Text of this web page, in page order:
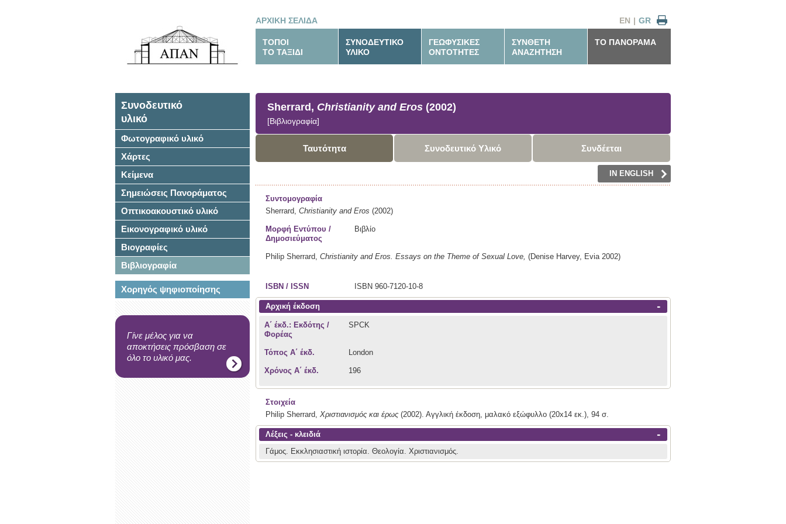
ΑΡΧΙΚΗ ΣΕΛΙΔΑ GR
|
EN
ΤΟΠΟΙ
ΤΟ ΤΑΞΙΔΙ
ΣΥΝΟΔΕΥΤΙΚΟ
ΥΛΙΚΟ
ΓΕΩΦΥΣΙΚΕΣ
ΟΝΤΟΤΗΤΕΣ
ΣΥΝΘΕΤΗ
ΑΝΑΖΗΤΗΣΗ
ΤΟ ΠΑΝΟΡΑΜΑ
Συνοδευτικό
υλικό
Φωτογραφικό υλικό
Χάρτες
Κείμενα
Σημειώσεις Πανοράματος
Οπτικοακουστικό υλικό
Εικονογραφικό υλικό
Βιογραφίες
Βιβλιογραφία
Χορηγός ψηφιοποίησης
Γίνε μέλος για να
αποκτήσεις πρόσβαση σε
όλο το υλικό μας.
Sherrard, Christianity and Eros (2002)
[Βιβλιογραφία]
Ταυτότητα Συνοδευτικό Υλικό Συνδέεται
IN ENGLISH
Συντομογραφία
Sherrard, Christianity and Eros (2002)
Μορφή Εντύπου /
Δημοσιεύματος
Βιβλίο
Philip Sherrard, Christianity and Eros. Essays on the Theme of Sexual Love, (Denise Harvey, Evia 2002)
ISBN / ISSN ISBN 960-7120-10-8
Αρχική έκδοση -
Α΄ έκδ.: Εκδότης /
Φορέας
SPCK
Τόπος Α΄ έκδ. London
Χρόνος Α΄ έκδ. 196
Στοιχεία
Philip Sherrard, Χριστιανισμός και έρως (2002). Αγγλική έκδοση, μαλακό εξώφυλλο (20x14 εκ.), 94 σ.
Λέξεις - κλειδιά -
Γάμος. Εκκλησιαστική ιστορία. Θεολογία. Χριστιανισμός.